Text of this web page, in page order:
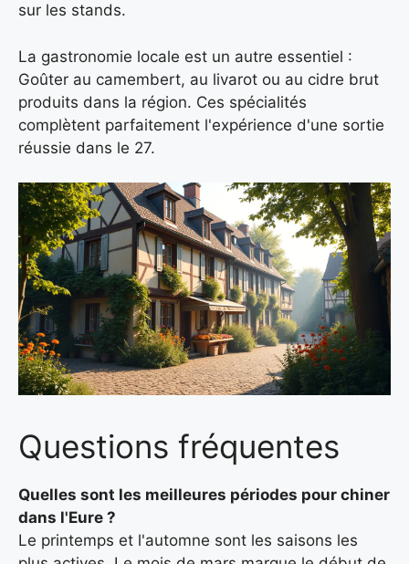
sur les stands.
La gastronomie locale est un autre essentiel :
Goûter au camembert, au livarot ou au cidre brut
produits dans la région. Ces spécialités
complètent parfaitement l'expérience d'une sortie
réussie dans le 27.
Questions fréquentes
Quelles sont les meilleures périodes pour chiner
dans l'Eure ?
Le printemps et l'automne sont les saisons les